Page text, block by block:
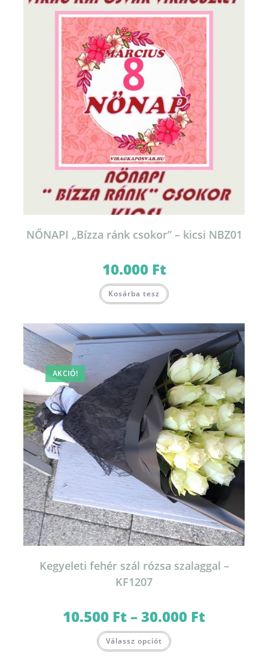
NŐNAPI „Bízza ránk csokor” – kicsi NBZ01
10.000 Ft
Kosárba tesz
AKCIÓ!
Kegyeleti fehér szál rózsa szalaggal –
KF1207
10.500 Ft–30.000 Ft10.500 Ft
Válassz opciót a